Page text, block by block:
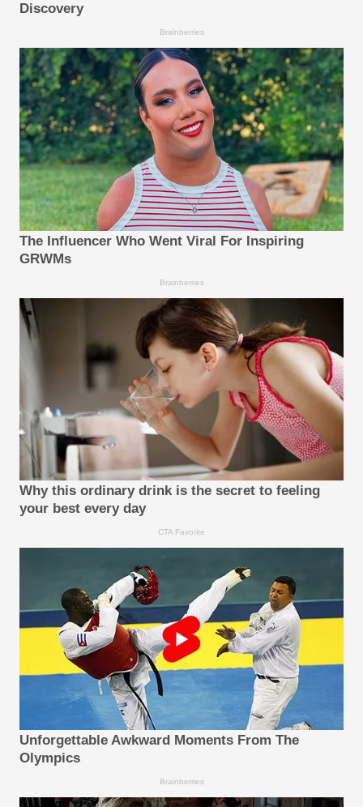
Discovery
Brainberries
The Influencer Who Went Viral For Inspiring
GRWMs
Brainberries
Why this ordinary drink is the secret to feeling
your best every day
CTA Favorite
Unforgettable Awkward Moments From The
Olympics
Brainberries